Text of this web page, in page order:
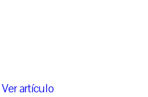
Ver artículo